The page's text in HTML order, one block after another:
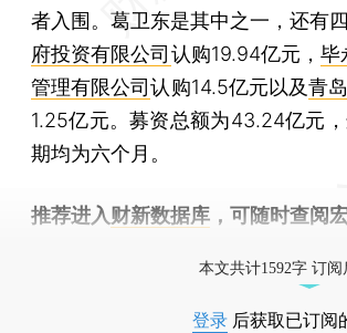
者入围。葛卫东是其中之一，还有
府投资有限公司认购19.94亿元，毕
管理有限公司认购14.5亿元以及青
1.25亿元。募资总额为43.24亿元
期均为六个月。
推荐进入财新数据库 ，可随时查阅
本文共计1592字 订
登录 后获取已订阅